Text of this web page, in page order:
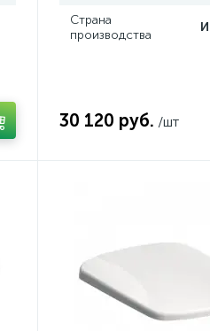
Страна
производства
30 120 руб. /шт